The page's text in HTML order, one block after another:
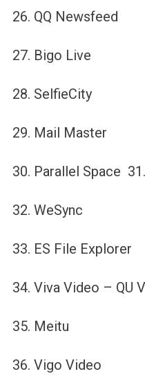
26. QQ Newsfeed
27. Bigo Live
28. SelfieCity
29. Mail Master
30. Parallel Space
32. WeSync
33. ES File Explorer
34. Viva Video – QU
35. Meitu
36. Vigo Video